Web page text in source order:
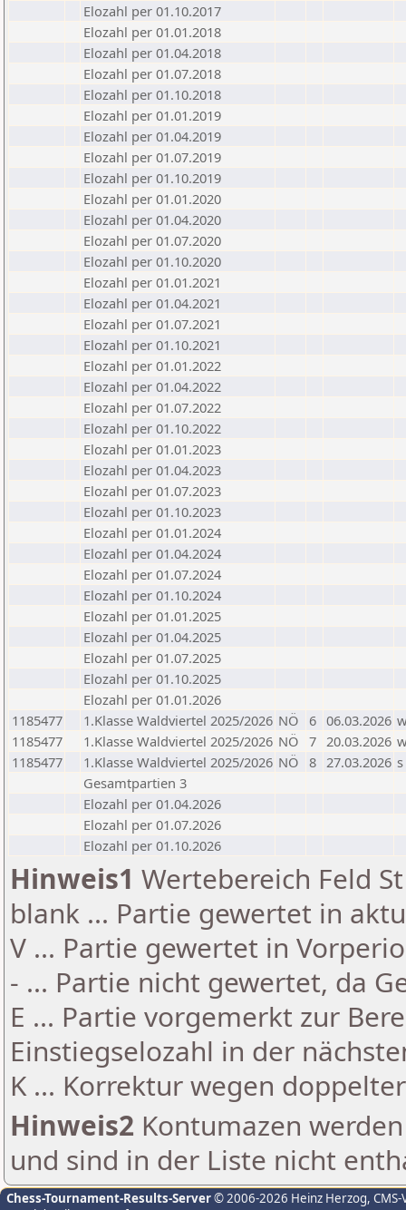
Elozahl per 01.10.2017
Elozahl per 01.01.2018
Elozahl per 01.04.2018
Elozahl per 01.07.2018
Elozahl per 01.10.2018
Elozahl per 01.01.2019
Elozahl per 01.04.2019
Elozahl per 01.07.2019
Elozahl per 01.10.2019
Elozahl per 01.01.2020
Elozahl per 01.04.2020
Elozahl per 01.07.2020
Elozahl per 01.10.2020
Elozahl per 01.01.2021
Elozahl per 01.04.2021
Elozahl per 01.07.2021
Elozahl per 01.10.2021
Elozahl per 01.01.2022
Elozahl per 01.04.2022
Elozahl per 01.07.2022
Elozahl per 01.10.2022
Elozahl per 01.01.2023
Elozahl per 01.04.2023
Elozahl per 01.07.2023
Elozahl per 01.10.2023
Elozahl per 01.01.2024
Elozahl per 01.04.2024
Elozahl per 01.07.2024
Elozahl per 01.10.2024
Elozahl per 01.01.2025
Elozahl per 01.04.2025
Elozahl per 01.07.2025
Elozahl per 01.10.2025
Elozahl per 01.01.2026
1185477
1.Klasse Waldviertel 2025/2026 NÖ 6 06.03.2026
1185477
1.Klasse Waldviertel 2025/2026 NÖ 7 20.03.2026
1185477
1.Klasse Waldviertel 2025/2026 NÖ 8 27.03.2026 s
Gesamtpartien 3
Elozahl per 01.04.2026
Elozahl per 01.07.2026
Elozahl per 01.10.2026
Hinweis1 Wertebereich Feld
blank ... Partie gewertet in
V ... Partie gewertet in
- ... Partie nicht gewertet, da
E ... Partie vorgemerkt zur
Einstiegselozahl in der
K ... Korrektur wegen
Hinweis2 Kontumazen
und sind in der Liste nicht
Chess-Tournament-Results-Server© 2006-2026 Heinz Herzog,